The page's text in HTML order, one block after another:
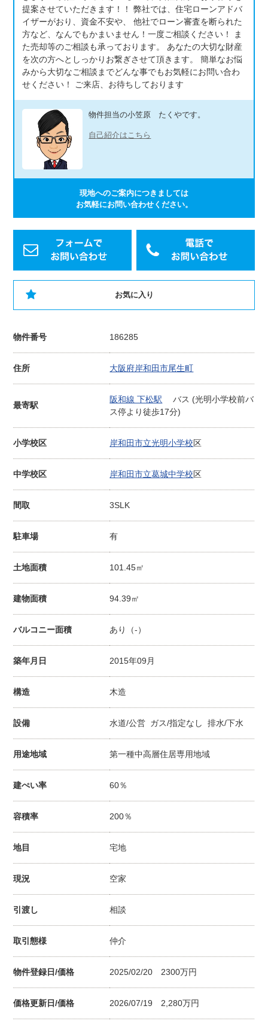
提案させていただきます！！ 弊社では、住宅ローンアドバ
イザーがおり、資金不安や、 他社でローン審査を断られた
方など、なんでもかまいません！一度ご相談ください！ ま
た売却等のご相談も承っております。 あなたの大切な財産
を次の方へとしっかりお繋ぎさせて頂きます。 簡単なお悩
みから大切なご相談までどんな事でもお気軽にお問い合わ
せください！ ご来店、お待ちしております
物件担当の小笠原 たくやです。
自己紹介はこちら
現地へのご案内につきましては
お気軽にお問い合わせください。
お気に入り
物件番号 186285
住所 大阪府岸和田市尾生町
最寄駅
阪和線 下松駅 バス (光明小学校前バ
ス停より徒歩17分)
小学校区 岸和田市立光明小学校区
中学校区 岸和田市立葛城中学校区
間取 3SLK
駐車場 有
土地面積 101.45㎡
建物面積 94.39㎡
バルコニー面積 あり（-）
築年月日 2015年09月
構造 木造
設備 水道/公営 ガス/指定なし 排水/下水
用途地域 第一種中高層住居専用地域
建ぺい率 60％
容積率 200％
地目 宅地
現況 空家
引渡し 相談
取引態様 仲介
物件登録日/価格 2025/02/20 2300万円
価格更新日/価格 2026/07/19 2,280万円